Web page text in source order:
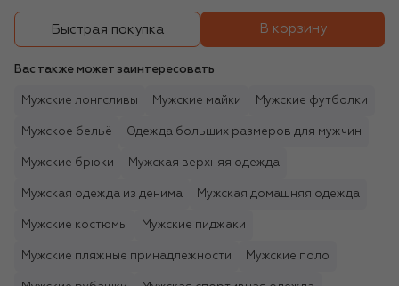
Быстрая покупка В корзину
Вас также может заинтересовать
Мужские лонгсливы Мужские майки Мужские футболки
Мужское бельё Одежда больших размеров для мужчин
Мужские брюки Мужская верхняя одежда
Мужская одежда из денима Мужская домашняя одежда
Мужские костюмы Мужские пиджаки
Мужские пляжные принадлежности Мужские поло